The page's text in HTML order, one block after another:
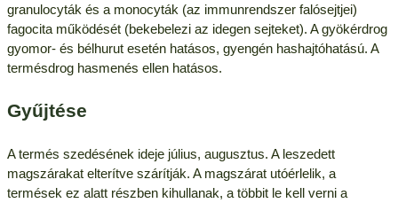
granulocyták és a monocyták (az immunrendszer falósejtjei)
fagocita működését (bekebelezi az idegen sejteket). A gyökérdrog
gyomor- és bélhurut esetén hatásos, gyengén hashajtóhatású. A
termésdrog hasmenés ellen hatásos.
Gyűjtése
A termés szedésének ideje július, augusztus. A leszedett
magszárakat elterítve szárítják. A magszárat utóérlelik, a
termések ez alatt részben kihullanak, a többit le kell verni a